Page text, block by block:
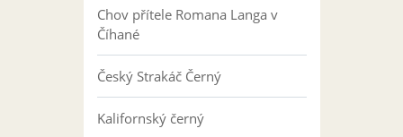
Chov přítele Romana Langa v
Číhané
Český Strakáč Černý
Kalifornský černý